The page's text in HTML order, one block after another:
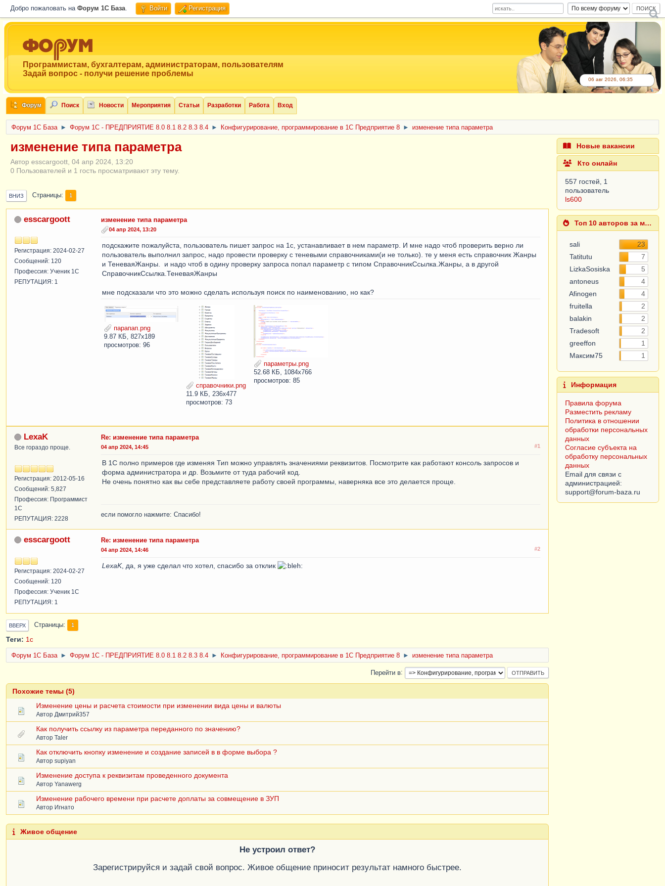
Добро пожаловать на Форум 1C База. Войти Регистрация
Программистам, бухгалтерам, администраторам, пользователям
Задай вопрос - получи решение проблемы
06 авг 2026, 06:35
Форум Поиск Новости Мероприятия Статьи Разработки Работа Вход
Форум 1C База ► Форум 1С - ПРЕДПРИЯТИЕ 8.0 8.1 8.2 8.3 8.4 ► Конфигурирование, программирование в 1С Предприятие 8 ► изменение типа параметра
изменение типа параметра
Автор esscargoott, 04 апр 2024, 13:20
0 Пользователей и 1 гость просматривают эту тему.
ВНИЗ Страницы 1
esscargoott
Регистрация: 2024-02-27
Сообщений: 120
Профессия: Ученик 1С
РЕПУТАЦИЯ: 1
изменение типа параметра
04 апр 2024, 13:20
подскажите пожалуйста, пользователь пишет запрос на 1с, устанавливает в нем параметр. И мне надо чтоб проверить верно ли
пользователь выполнил запрос, надо провести проверку с теневыми справочниками(и не только). те у меня есть справочник Жанры
и ТеневаяЖанры. и надо чтоб в одину проверку запроса попал параметр с типом СправочникСсылка.Жанры, а в другой
СправочникСсылка.ТеневаяЖанры
мне подсказали что это можно сделать используя поиск по наименованию, но как?
парапап.png
9.87 КБ, 827x189
просмотров: 96
справочники.png
11.9 КБ, 236x477
просмотров: 73
параметры.png
52.68 КБ, 1084x766
просмотров: 85
LexaK
Все гораздо проще.
Регистрация: 2012-05-16
Сообщений: 5,827
Профессия: Программист
1С
РЕПУТАЦИЯ: 2228
Re: изменение типа параметра
#1
04 апр 2024, 14:45
В 1С полно примеров где изменяя Тип можно управлять значениями реквизитов. Посмотрите как работают консоль запросов и
форма администратора и др. Возьмите от туда рабочий код.
Не очень понятно как вы себе представляете работу своей программы, наверняка все это делается проще.
если помогло нажмите: Спасибо!
esscargoott
Регистрация: 2024-02-27
Сообщений: 120
Профессия: Ученик 1С
РЕПУТАЦИЯ: 1
Re: изменение типа параметра
#2
04 апр 2024, 14:46
LexaK, да, я уже сделал что хотел, спасибо за отклик
ВВЕРХ Страницы 1
Теги: 1с
Форум 1C База ► Форум 1С - ПРЕДПРИЯТИЕ 8.0 8.1 8.2 8.3 8.4 ► Конфигурирование, программирование в 1С Предприятие 8 ► изменение типа параметра
Перейти в
Похожие темы (5)
Изменение цены и расчета стоимости при изменении вида цены и валюты
Автор Дмитрий357
Как получить ссылку из параметра переданного по значению?
Автор Taler
Как отключить кнопку изменение и создание записей в в форме выбора ?
Автор supiyan
Изменение доступа к реквизитам проведенного документа
Автор Yanawerg
Изменение рабочего времени при расчете доплаты за совмещение в ЗУП
Автор Игнато
Живое общение
Не устроил ответ?
Зарегистрируйся и задай свой вопрос. Живое общение приносит результат намного быстрее.
Новые вакансии
Кто онлайн
557 гостей, 1
пользователь
ls600
Топ 10 авторов за месяц
sali
23
Tatitutu
7
LizkaSosiska
5
antoneus
4
Afinogen
4
fruitella
2
balakin
2
Tradesoft
2
greeffon
1
Максим75
1
Информация
Правила форума
Разместить рекламу
Политика в отношении
обработки персональных
данных
Согласие субъекта на
обработку персональных
данных
Email для связи с
администрацией: